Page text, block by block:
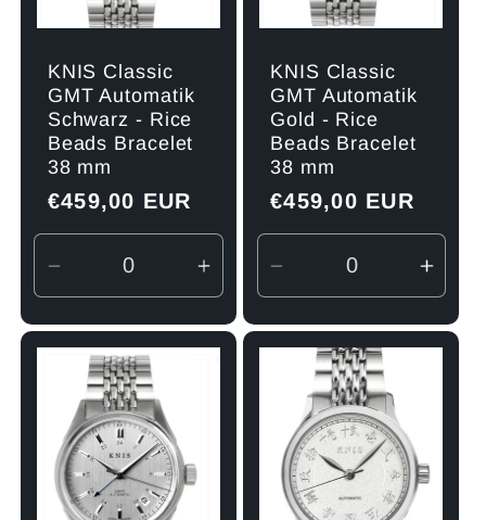
KNIS Classic
GMT Automatik
Schwarz - Rice
Beads Bracelet
38 mm
Normaler
Preis
€459,00 EUR
Verringere
die
Menge
Default
Title
Erhöhe
die
Menge
KNIS Classic
GMT Automatik
Gold - Rice
Beads Bracelet
38 mm
Normaler
Preis
€459,00 EUR
Verringere
die
Menge
Default
Title
die